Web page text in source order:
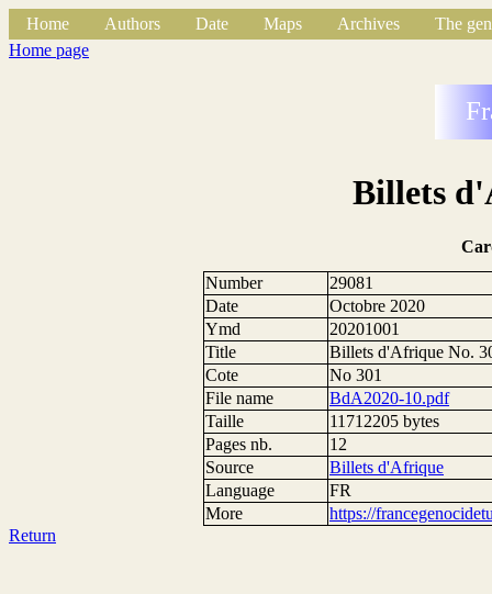
Home Authors Date Maps Archives
The
Home page
Billets
Number
29081
Date
Octobre 2020
Ymd
20201001
Title
Billets d'Afrique No.
Cote
No 301
File name
BdA2020-10.pdf
Taille
11712205 bytes
Pages nb.
12
Source
Billets d'Afrique
Language
FR
More
https://
Return